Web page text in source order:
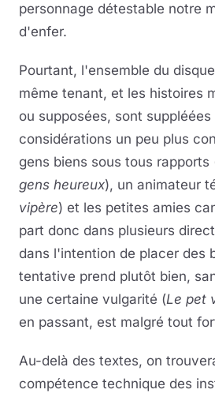
personnage détestable notre
d'enfer.
Pourtant, l'ensemble du
même tenant, et les histoires
ou supposées, sont suppléées
considérations un peu plus
gens biens sous tous rapports
gens heureux), un animateur
vipère) et les petites amies
part donc dans plusieurs
dans l'intention de placer des
tentative prend plutôt bien,
une certaine vulgarité (Le pet
en passant, est malgré tout
Au-delà des textes, on
compétence technique des